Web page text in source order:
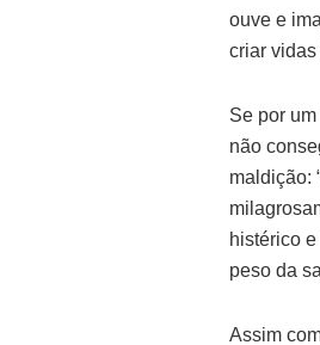
ouve e
criar
Se por
não
maldição:
histérico
peso da
Assim